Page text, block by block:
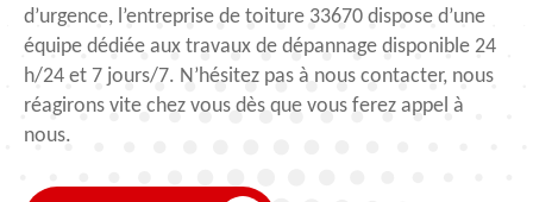
d’urgence, l’entreprise de toiture 33670 dispose d’une
équipe dédiée aux travaux de dépannage disponible 24
h/24 et 7 jours/7. N’hésitez pas à nous contacter, nous
réagirons vite chez vous dès que vous ferez appel à
nous.